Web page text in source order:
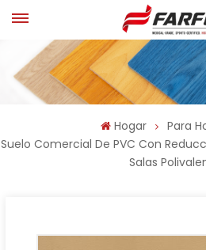
Hogar
Para
Suelo Comercial De PVC Con
Salas